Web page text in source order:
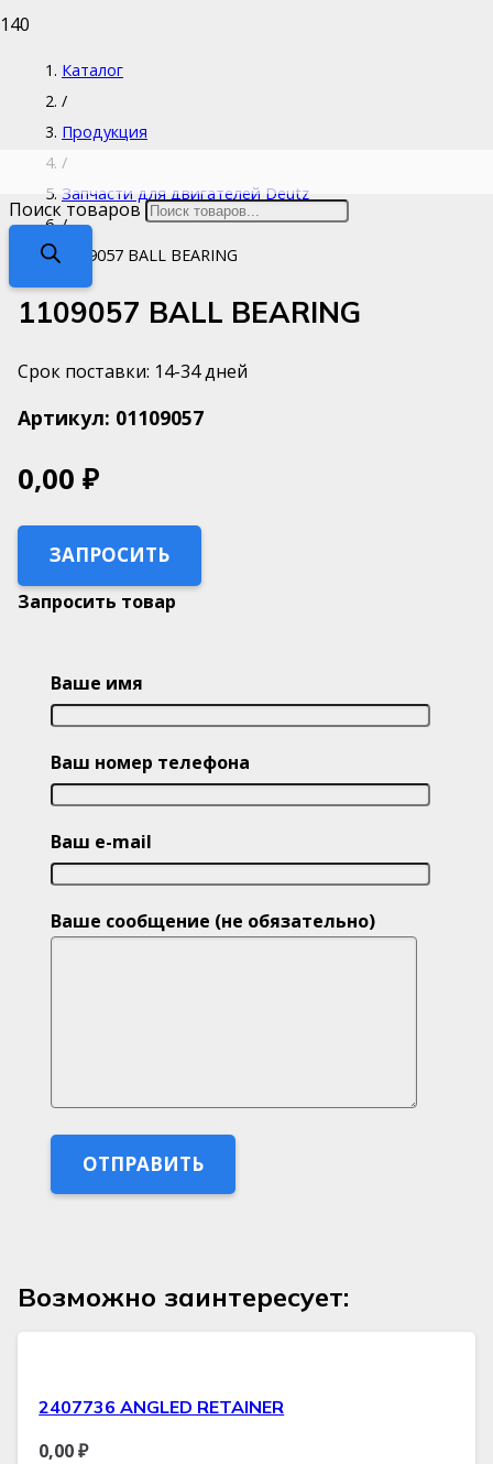
Поиск товаров
Каталог
/
Продукция
/
Запчасти для двигателей Deutz
/
1109057 BALL BEARING
1109057 BALL BEARING
Срок поставки: 14-34 дней
Артикул: 01109057
0,00 ₽
ЗАПРОСИТЬ
Запросить товар
Ваше имя
Ваш номер телефона
Ваш e-mail
Ваше сообщение (не обязательно)
Возможно заинтересует:
2407736 ANGLED RETAINER
0,00₽